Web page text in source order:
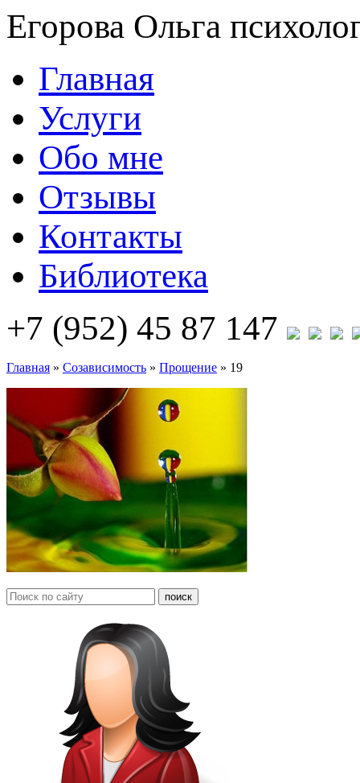
Егорова Ольга
Главная
Услуги
Обо мне
Отзывы
Контакты
Библиотека
+7 (952) 45 87 147
Главная » Созависимость » Прощение » 19